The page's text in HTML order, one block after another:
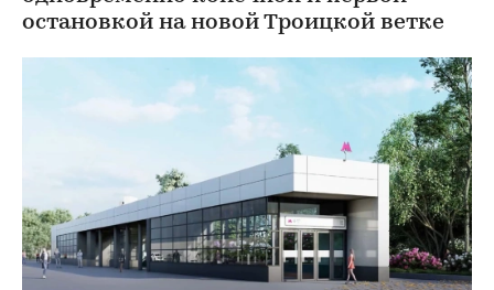
остановкой на новой Троицкой ветке